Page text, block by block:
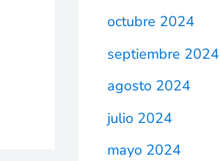
octubre 2024
septiembre 2024
agosto 2024
julio 2024
mayo 2024